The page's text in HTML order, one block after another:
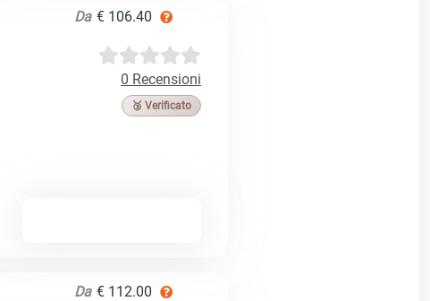
Da € 106.40
0 Recensioni
🥉 Verificato
Da € 112.00